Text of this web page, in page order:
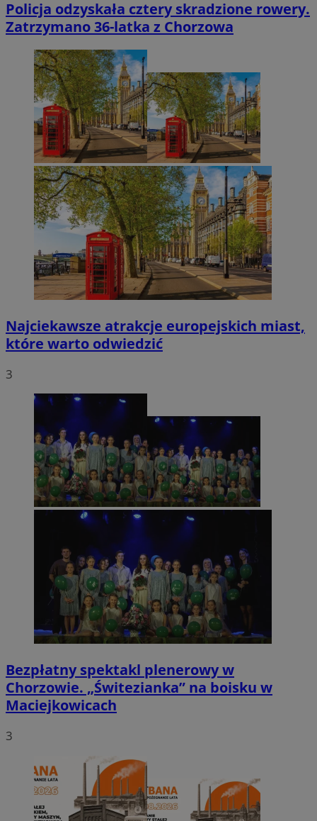
Policja odzyskała cztery skradzione rowery.
Zatrzymano 36-latka z Chorzowa
Najciekawsze atrakcje europejskich miast,
które warto odwiedzić
3
Bezpłatny spektakl plenerowy w
Chorzowie. „Świtezianka” na boisku w
Maciejkowicach
3